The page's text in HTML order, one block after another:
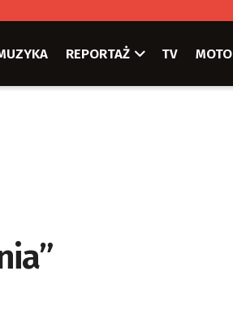
REPORTAŻ TV MOTO